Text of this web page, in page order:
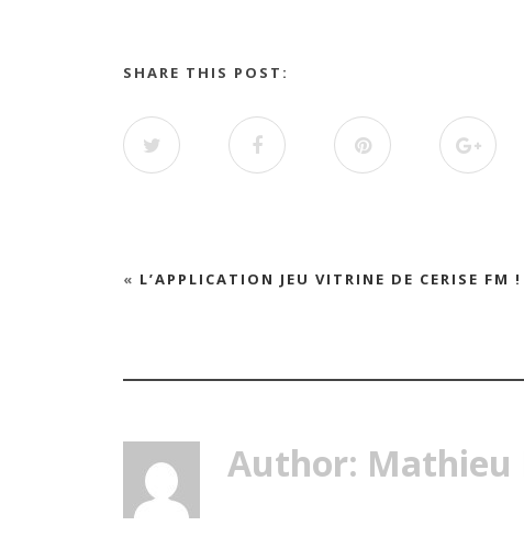
SHARE THIS POST:
« L’APPLICATION JEU VITRINE DE CERISE FM !
Author: Mathieu